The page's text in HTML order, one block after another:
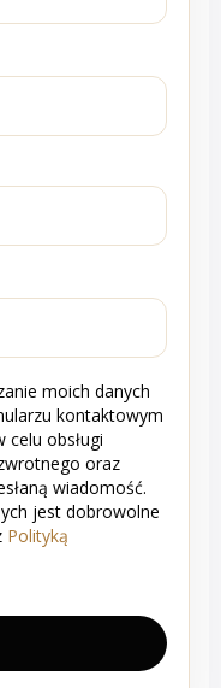
moich danych
kontaktowym
obsługi
oraz
wiadomość.
jest dobrowolne
Polityką